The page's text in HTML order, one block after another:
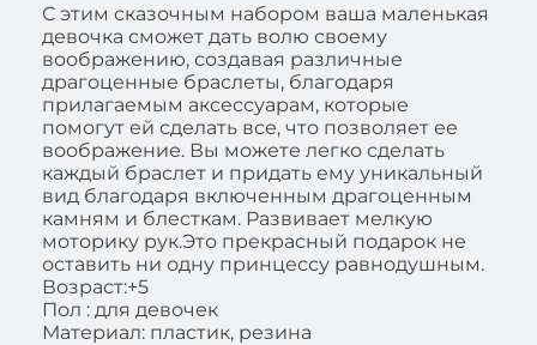
С этим сказочным набором ваша маленькая
девочка сможет дать волю своему
воображению, создавая различные
драгоценные браслеты, благодаря
прилагаемым аксессуарам, которые
помогут ей сделать все, что позволяет ее
воображение. Вы можете легко сделать
каждый браслет и придать ему уникальный
вид благодаря включенным драгоценным
камням и блесткам. Развивает мелкую
моторику рук.Это прекрасный подарок не
оставить ни одну принцессу равнодушным.
Возраст:+5
Пол : для девочек
Материал: пластик, резина